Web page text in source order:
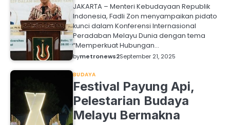
JAKARTA – Menteri Kebudayaan Republik
Indonesia, Fadli Zon menyampaikan pidato
kunci dalam Konferensi Internasional
Peradaban Melayu Dunia dengan tema
“Memperkuat Hubungan…
bymetronews2September 21, 2025
BUDAYA
Festival Payung Api,
Pelestarian Budaya
Melayu Bermakna